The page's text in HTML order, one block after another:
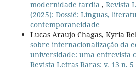
modernidade tardia , Revista
(2025): Dossiê: Línguas,
contemporaneidade
Lucas Araujo Chagas, Kyria
sobre internacionalização da
universidade: uma entrevista
Revista Letras Raras: v. 13 n.